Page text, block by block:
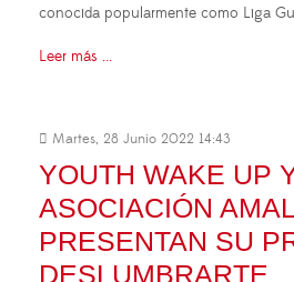
conocida popularmente como Liga
Leer más ...
Martes, 28 Junio 2022 14:43
YOUTH WAKE UP
ASOCIACIÓN AMAL
PRESENTAN SU
DESLUMBRARTE